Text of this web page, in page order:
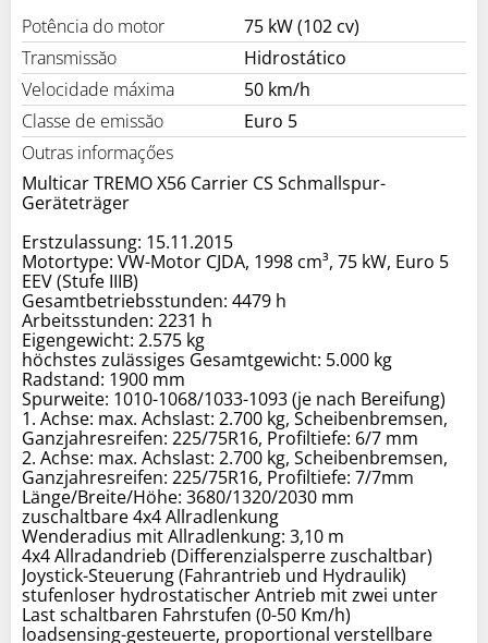
Potência do motor
75 kW (102 cv)
Transmissăo
Hidrostático
Velocidade máxima
50 km/h
Classe de emissăo
Euro 5
Outras informaçőes
Multicar TREMO X56 Carrier CS Schmallspur-
Geräteträger
Erstzulassung: 15.11.2015
Motortype: VW-Motor CJDA, 1998 cm³, 75 kW, Euro 5
EEV (Stufe IIIB)
Gesamtbetriebsstunden: 4479 h
Arbeitsstunden: 2231 h
Eigengewicht: 2.575 kg
höchstes zulässiges Gesamtgewicht: 5.000 kg
Radstand: 1900 mm
Spurweite: 1010-1068/1033-1093 (je nach Bereifung)
1. Achse: max. Achslast: 2.700 kg, Scheibenbremsen,
Ganzjahresreifen: 225/75R16, Profiltiefe: 6/7 mm
2. Achse: max. Achslast: 2.700 kg, Scheibenbremsen,
Ganzjahresreifen: 225/75R16, Profiltiefe: 7/7mm
Länge/Breite/Höhe: 3680/1320/2030 mm
zuschaltbare 4x4 Allradlenkung
Wenderadius mit Allradlenkung: 3,10 m
4x4 Allradandrieb (Differenzialsperre zuschaltbar)
Joystick-Steuerung (Fahrantrieb und Hydraulik)
stufenloser hydrostatischer Antrieb mit zwei unter
Last schaltbaren Fahrstufen (0-50 Km/h)
loadsensing-gesteuerte, proportional verstellbare